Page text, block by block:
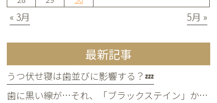
« 3月 5月 »
最新記事
うつ伏せ寝は歯並びに影響する？💤
歯に黒い線が…それ、「ブラックステイン」かもしれません！